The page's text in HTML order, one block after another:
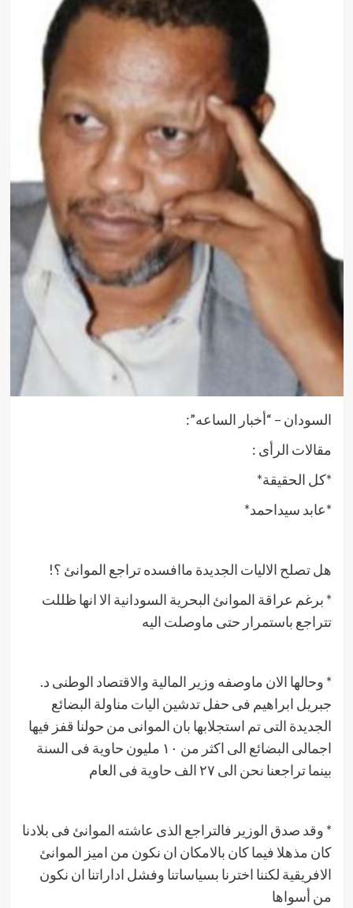
السودان – “أخبار الساعه”:
مقالات الرأى :
*كل الحقيقة*
*عابد سيداحمد*
هل تصلح الاليات الجديدة ماافسده تراجع الموانئ ؟!
* برغم عراقة الموانئ البحرية السودانية الا انها ظللت
تتراجع باستمرار حتى ماوصلت اليه
* وحالها الان ماوصفه وزير المالية والاقتصاد الوطنى د.
جبريل ابراهيم فى حفل تدشين اليات مناولة البضائع
الجديدة التى تم استجلابها بان الموانى من حولنا قفز فيها
اجمالى البضائع الى اكثر من ١٠ مليون حاوية فى السنة
بينما تراجعنا نحن الى ٢٧ الف حاوية فى العام
* وقد صدق الوزير فالتراجع الذى عاشته الموانئ فى بلادنا
كان مذهلا فيما كان بالامكان ان نكون من اميز الموانئ
الافريقية لكننا اخترنا بسياساتنا وفشل اداراتنا ان نكون
من أسواها